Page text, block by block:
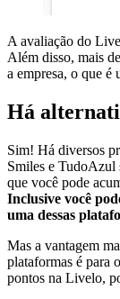
A avaliação do
Além disso, mais
a empresa, o que
Há
Sim! Há diversos
Smiles e TudoAzul
que você pode
Inclusive você
uma dessas
Mas a vantagem
plataformas é para
pontos na Livelo,